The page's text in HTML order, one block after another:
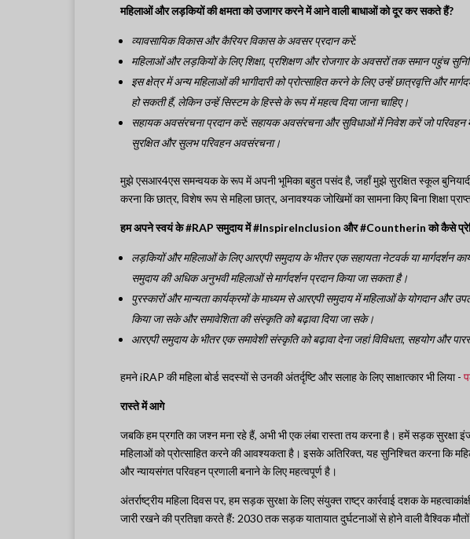
महिलाओं और लड़कियों की क्षमता को उजागर करने में आने वाली बाधाओं को दूर कर सकते हैं?
व्यावसायिक विकास और कैरियर विकास के अवसर प्रदान करें:
महिलाओं और लड़कियों के लिए शिक्षा, प्रशिक्षण और रोजगार के अवसरों तक समान पहुंच
इस क्षेत्र में अन्य महिलाओं की भागीदारी को प्रोत्साहित करने के लिए उन्हें छात्रवृत्ति और
हो सकती हैं, लेकिन उन्हें सिस्टम के हिस्से के रूप में महत्व दिया जाना चाहिए।
सहायक अवसंरचना प्रदान करें: सहायक अवसंरचना और सुविधाओं में निवेश करें जो
सुरक्षित और सुलभ परिवहन अवसंरचना।
मुझे एसआर4एस समन्वयक के रूप में अपनी भूमिका बहुत पसंद है, जहाँ मुझे सुरक्षित स्कूल
करना कि छात्र, विशेष रूप से महिला छात्र, अनावश्यक जोखिमों का सामना किए बिना शिक्षा
हम अपने स्वयं के #RAP समुदाय में #InspireInclusion और #Countherin को कैसे
लड़कियों और महिलाओं के लिए आरएपी समुदाय के भीतर एक सहायता नेटवर्क या मार्गदर्शन
समुदाय की अधिक अनुभवी महिलाओं से मार्गदर्शन प्रदान किया जा सकता है।
पुरस्कारों और मान्यता कार्यक्रमों के माध्यम से आरएपी समुदाय में महिलाओं के योगदान और
किया जा सके और समावेशिता की संस्कृति को बढ़ावा दिया जा सके।
आरएपी समुदाय के भीतर एक समावेशी संस्कृति को बढ़ावा देना जहां विविधता, सहयोग और
हमने iRAP की महिला बोर्ड सदस्यों से उनकी अंतर्दृष्टि और सलाह के लिए साक्षात्कार भी लिया -
रास्ते में आगे
जबकि हम प्रगति का जश्न मना रहे हैं, अभी भी एक लंबा रास्ता तय करना है। हमें सड़क सुरक्षा
महिलाओं को प्रोत्साहित करने की आवश्यकता है। इसके अतिरिक्त, यह सुनिश्चित करना कि
और न्यायसंगत परिवहन प्रणाली बनाने के लिए महत्वपूर्ण है।
अंतर्राष्ट्रीय महिला दिवस पर, हम सड़क सुरक्षा के लिए संयुक्त राष्ट्र कार्रवाई दशक के
जारी रखने की प्रतिज्ञा करते हैं: 2030 तक सड़क यातायात दुर्घटनाओं से होने वाली वैश्विक